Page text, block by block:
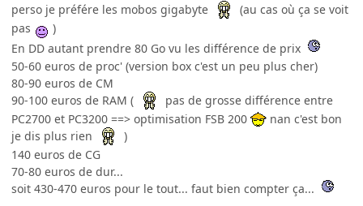
perso je préfére les mobos gigabyte
(au cas où ça se voit
pas
)
En DD autant prendre 80 Go vu les différence de prix
50-60 euros de proc' (version box c'est un peu plus cher)
80-90 euros de CM
90-100 euros de RAM (
pas de grosse différence entre
PC2700 et PC3200 ==> optimisation FSB 200
nan c'est bon
je dis plus rien
)
140 euros de CG
70-80 euros de dur...
soit 430-470 euros pour le tout... faut bien compter ça...